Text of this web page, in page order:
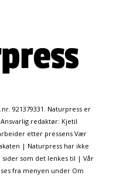
921379331. Naturpress er
redaktør: Kjetil
etter pressens Vær
| Naturpress har ikke
som det lenkes til | Vår
fra menyen under Om